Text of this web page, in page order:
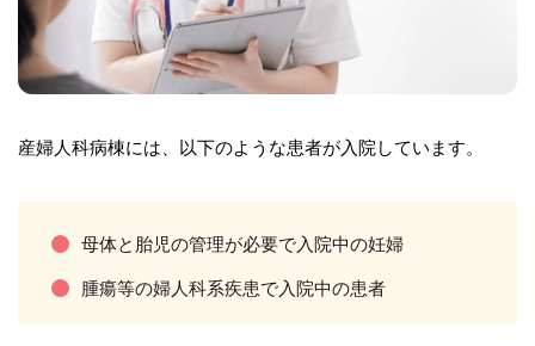
産婦人科病棟には、以下のような患者が入院しています。
母体と胎児の管理が必要で入院中の妊婦
腫瘍等の婦人科系疾患で入院中の患者